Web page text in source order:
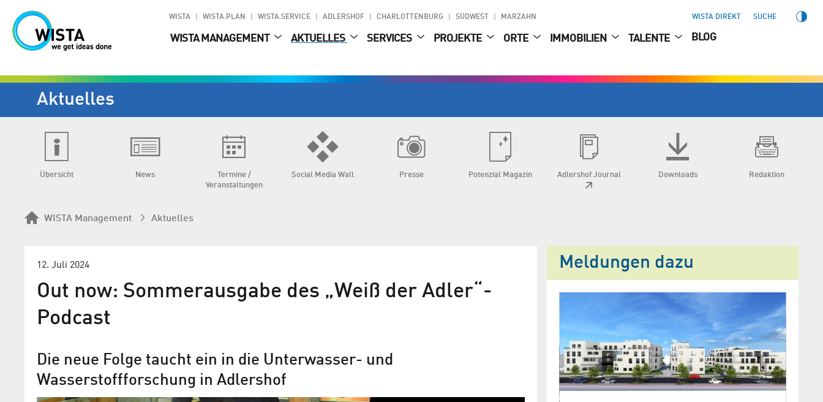
WISTA WISTA.PLAN WISTA.SERVICE ADLERSHOF CHARLOTTENBURG SÜDWEST MARZAHN WISTA DIREKT SUCHE
WISTA MANAGEMENT AKTUELLES SERVICES PROJEKTE ORTE IMMOBILIEN TALENTE BLOG
Aktuelles
Übersicht News
Termine /
Veranstaltungen
Social Media Wall Presse Potenzial Magazin Adlershof Journal Downloads Redaktion
WISTA Management Aktuelles
12. Juli 2024
Out now: Sommerausgabe des „Weiß der Adler“-
Podcast
Die neue Folge taucht ein in die Unterwasser- und
Wasserstoffforschung in Adlershof
Meldungen dazu